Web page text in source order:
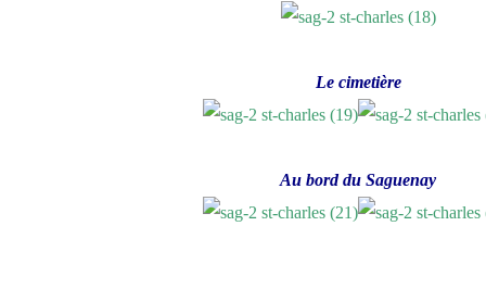
Le cimetière
Au bord du Saguenay